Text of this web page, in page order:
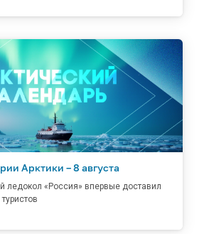
Арктики – 8 августа
ледокол «Россия» впервые доставил